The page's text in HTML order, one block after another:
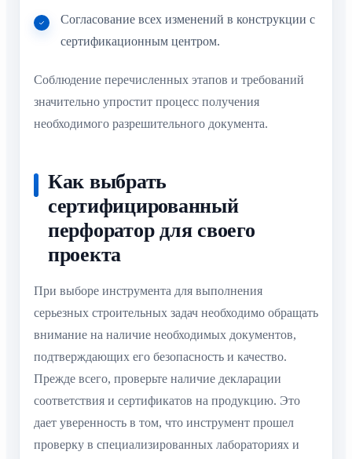
Согласование всех изменений в конструкции с
сертификационным центром.
Соблюдение перечисленных этапов и требований
значительно упростит процесс получения
необходимого разрешительного документа.
Как выбрать
сертифицированный
перфоратор для своего
проекта
При выборе инструмента для выполнения
серьезных строительных задач необходимо обращать
внимание на наличие необходимых документов,
подтверждающих его безопасность и качество.
Прежде всего, проверьте наличие декларации
соответствия и сертификатов на продукцию. Это
дает уверенность в том, что инструмент прошел
проверку в специализированных лабораториях и